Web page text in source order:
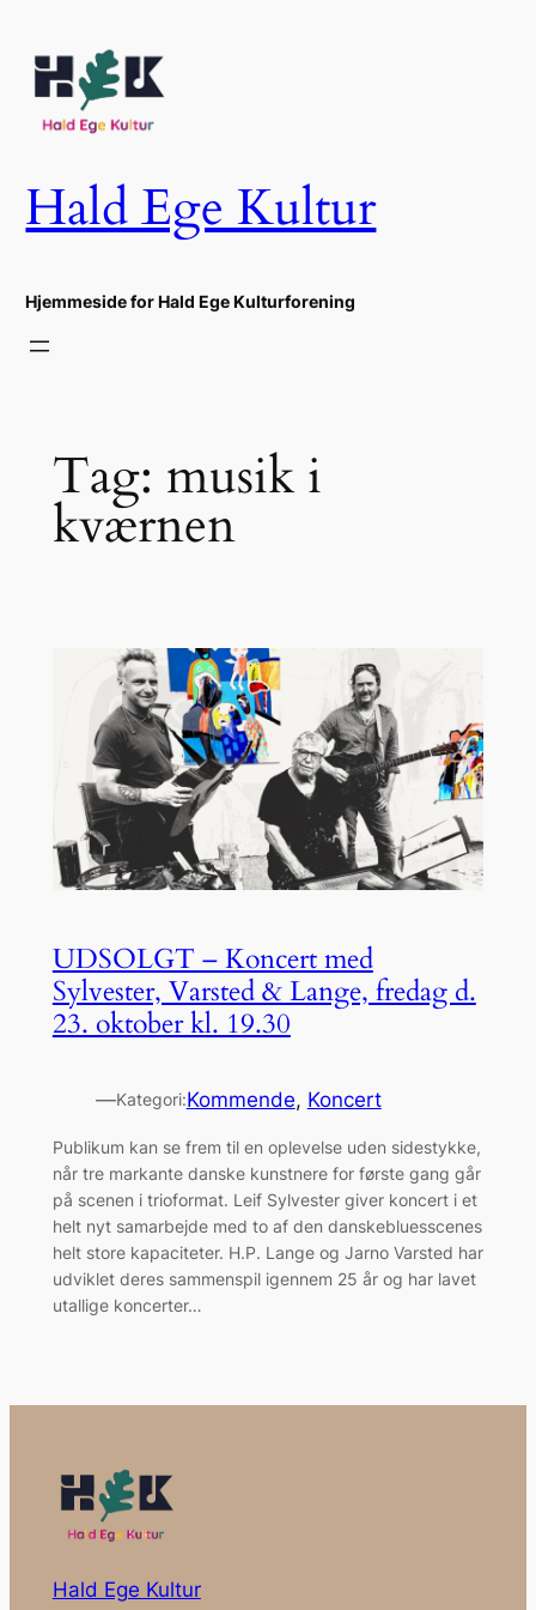
indhold
Hald Ege Kultur
Hjemmeside for Hald Ege Kulturforening
Tag: musik i
kværnen
UDSOLGT – Koncert med
Sylvester, Varsted & Lange, fredag d.
23. oktober kl. 19.30
—Kategori:Kommende, Koncert
Publikum kan se frem til en oplevelse uden sidestykke,
når tre markante danske kunstnere for første gang går
på scenen i trioformat. Leif Sylvester giver koncert i et
helt nyt samarbejde med to af den danskebluesscenes
helt store kapaciteter. H.P. Lange og Jarno Varsted har
udviklet deres sammenspil igennem 25 år og har lavet
utallige koncerter…
Hald Ege Kultur